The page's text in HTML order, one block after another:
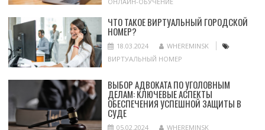
ЧТО ТАКОЕ ВИРТУАЛЬНЫЙ ГОРОДСКОЙ
НОМЕР?
18.03.2024
WHEREMINSK
ВИРТУАЛЬНЫЙ НОМЕР
ВЫБОР АДВОКАТА ПО УГОЛОВНЫМ
ДЕЛАМ: КЛЮЧЕВЫЕ АСПЕКТЫ
ОБЕСПЕЧЕНИЯ УСПЕШНОЙ ЗАЩИТЫ В
СУДЕ
05.02.2024 WHEREMINSK